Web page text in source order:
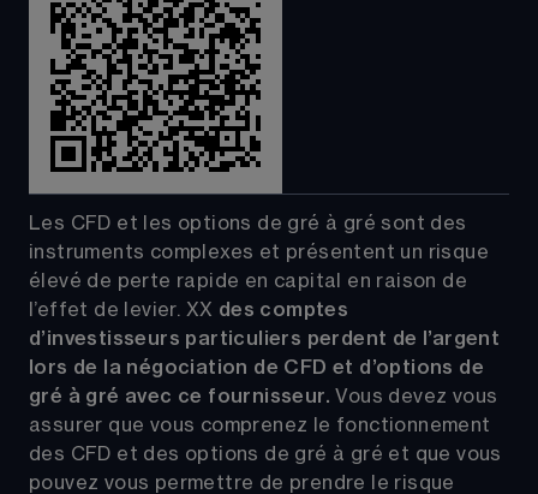
Les CFD et les options de gré à gré sont des
instruments complexes et présentent un risque
élevé de perte rapide en capital en raison de
l’effet de levier. XX des comptes
d’investisseurs particuliers perdent de l’argent
lors de la négociation de CFD et d’options de
gré à gré avec ce fournisseur. Vous devez vous
assurer que vous comprenez le fonctionnement
des CFD et des options de gré à gré et que vous
pouvez vous permettre de prendre le risque